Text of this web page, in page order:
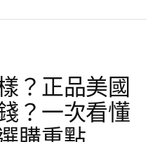
？正品美國
？一次看懂